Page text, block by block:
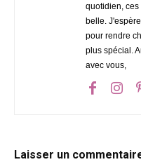
quotidien,
belle.
pour rendre
plus spécial.
avec vous,
Laisser un